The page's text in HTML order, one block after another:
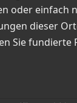
oder
dieser
Sie fundierte